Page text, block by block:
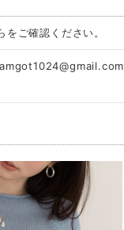
ご確認ください。
amgot1024@gmail.com